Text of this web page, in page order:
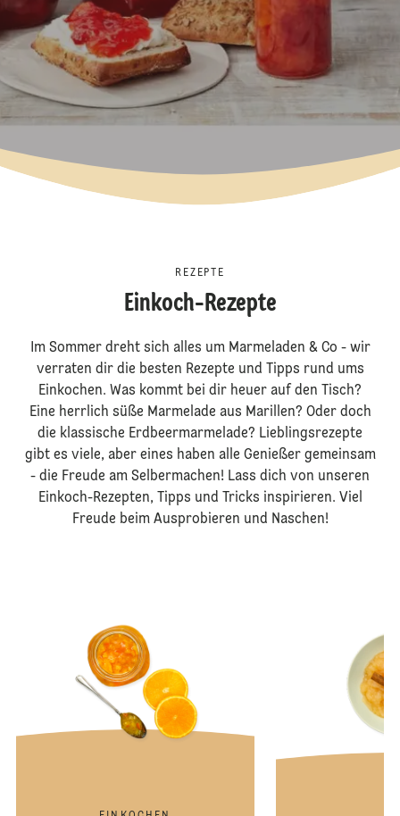
REZEPTE
Einkoch-Rezepte
Im Sommer dreht sich alles um Marmeladen & Co - wir
verraten dir die besten Rezepte und Tipps rund ums
Einkochen. Was kommt bei dir heuer auf den Tisch?
Eine herrlich süße Marmelade aus Marillen? Oder doch
die klassische Erdbeermarmelade? Lieblingsrezepte
gibt es viele, aber eines haben alle Genießer gemeinsam
- die Freude am Selbermachen! Lass dich von unseren
Einkoch-Rezepten, Tipps und Tricks inspirieren. Viel
Freude beim Ausprobieren und Naschen!